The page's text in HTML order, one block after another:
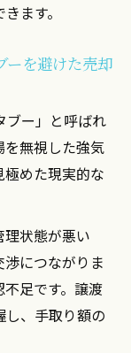
及ぼす影響
ン売却額に
管理の重要
損失回避法
ます。
ーを避けた売却
ブー」と呼ばれ
を無視した強気
めた現実的な
状態が悪い
につながりま
足です。譲渡
、手取り額の